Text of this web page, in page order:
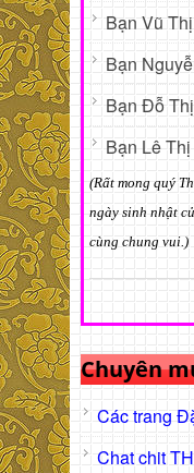
Bạn Vũ
Bạn
Bạn Đỗ
Bạn Lê
(Rất mong quý
ngày sinh nhật
cùng chung vui.)
Chuyên
Các trang
Chat chit